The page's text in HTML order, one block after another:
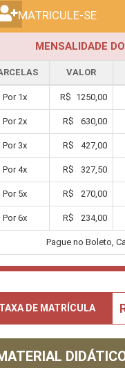
MATRICULE-SE
MENSALIDADE
VALOR
Por 1x R$ 1250,00
Por2x R$ 630,00
Por 3x R$ 427,00
Por4x R$ 327,50
Por 5x R$ 270,00
Por6x R$ 234,00
Pague no Boleto,
TAXA DE MATRÍCULA